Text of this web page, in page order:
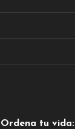
Ordena tu